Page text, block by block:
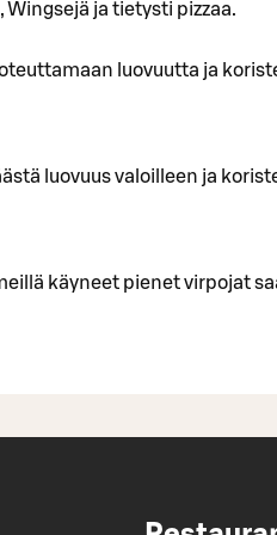
ja tietysti pizzaa.
luovuutta ja
luovuus valoilleen ja
käyneet pienet virpojat